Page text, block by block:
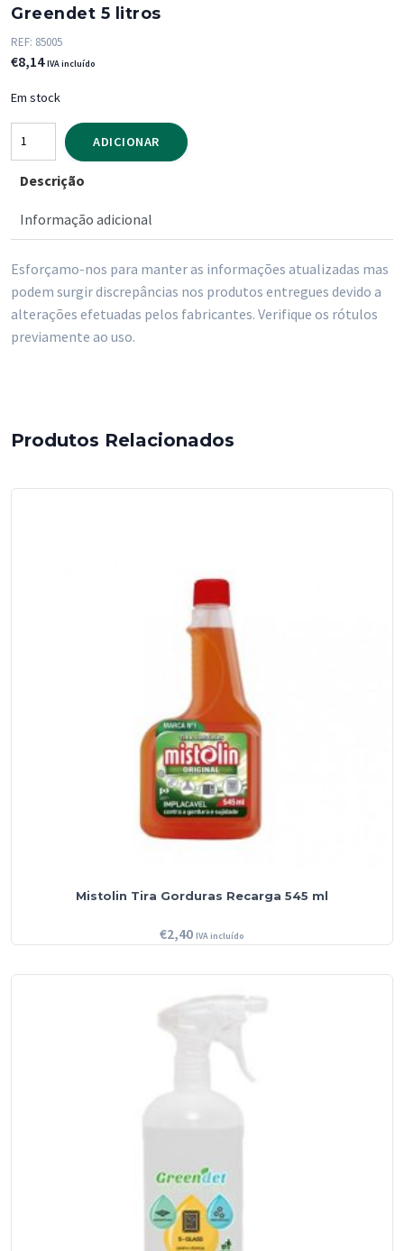
Greendet 5 litros
REF: 85005
€8,14 IVA incluído
Em stock
Quantidade
de
Detergente
Greendet
ADICIONAR
Descrição
Informação adicional
Esforçamo-nos para manter as informações atualizadas mas
podem surgir discrepâncias nos produtos entregues devido a
alterações efetuadas pelos fabricantes. Verifique os rótulos
previamente ao uso.
Produtos Relacionados
Mistolin Tira Gorduras Recarga 545 ml
€2,40 IVA incluído